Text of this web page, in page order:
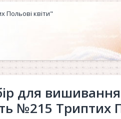
Польові квіти"
для
№215 Триптих